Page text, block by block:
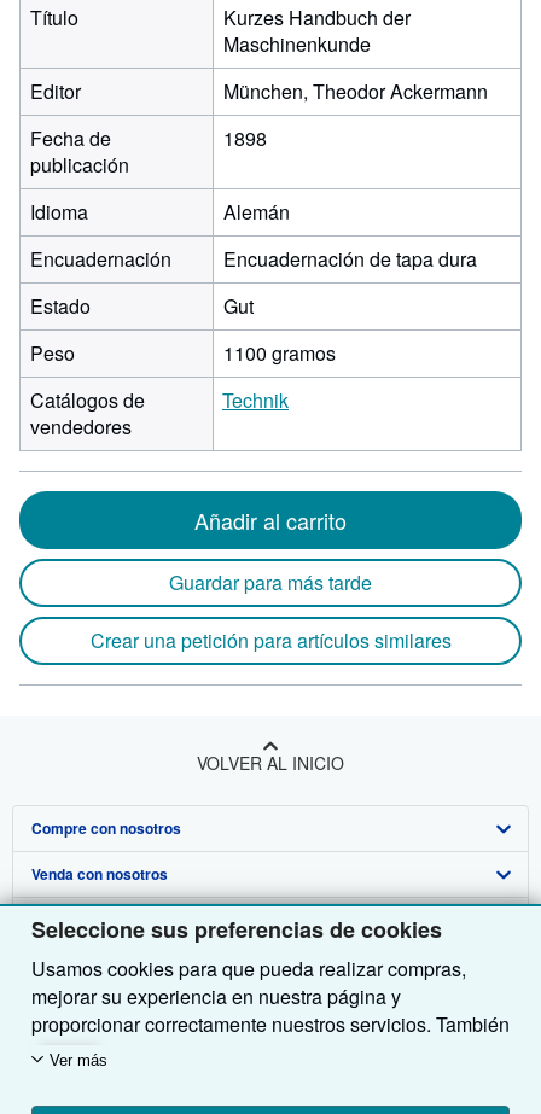
Seleccione sus preferencias de cookies
Usamos cookies para que pueda realizar compras,
mejorar su experiencia en nuestra página y
proporcionar correctamente nuestros servicios. También
utilizamos cookies para comprender el modo en que los
midiendo las visitas al sitio) y así poder realizar
Ver más
Título
Kurzes Handbuch der
Maschinenkunde
Editor
München, Theodor Ackermann
Fecha de
publicación
1898
Idioma
Alemán
Encuadernación
Encuadernación de tapa dura
Estado
Gut
Peso
1100 gramos
Catálogos de
vendedores
Technik
Añadir al carrito
Guardar para más tarde
Crear una petición para artículos similares
VOLVER AL INICIO
Compre con nosotros
Búsqueda avanzada
Colecciones
Mi cuenta
Mis pedidos
Ver carrito
Venda con nosotros
Comenzar a vender
Únase a nuestro programa de afiliados
Recomiende un vendedor
Sobre nosotros
Sobre IberLibro
Medios
Empleo
Política de Privacidad
Obtener Ayuda
Preguntas frecuentes y guías
Atención al Cliente
Otras compañías de AbeBooks
AbeBooks.com
AbeBooks.co.uk
Siga a IberLibro